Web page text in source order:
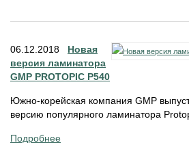
06.12.2018 Новая
версия ламинатора
GMP PROTOPIC P540
Южно-корейская компания GMP
версию популярного ламинатора
Подробнее